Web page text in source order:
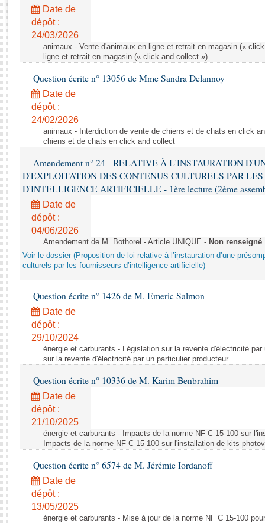
Rapports législatifs
Rapports sur l'application des lois
Baromètre de l’application des lois
Dossiers législatifs
Budget et sécurité sociale
Questions écrites et orales
Comptes rendus des débats
Date de
dépôt :
24/03/2026
animaux - Vente d'animaux en ligne et retrait en magasin («
ligne et retrait en magasin (« click and collect »)
Question écrite n° 13056 de Mme Sandra Delannoy
Date de
dépôt :
24/02/2026
animaux - Interdiction de vente de chiens et de chats en click
chiens et de chats en click and collect
Amendement n° 24 - RELATIVE À L'INSTAURATION
D'EXPLOITATION DES CONTENUS CULTURELS PAR LES
D'INTELLIGENCE ARTIFICIELLE - 1ère lecture (2ème
Date de
dépôt :
04/06/2026
Amendement de M. Bothorel - Article UNIQUE - Non renseigné
Voir le dossier (Proposition de loi relative à l’instauration d’une
culturels par les fournisseurs d’intelligence artificielle)
Question écrite n° 1426 de M. Emeric Salmon
Date de
dépôt :
29/10/2024
énergie et carburants - Législation sur la revente d'électricité
sur la revente d'électricité par un particulier producteur
Question écrite n° 10336 de M. Karim Benbrahim
Date de
dépôt :
21/10/2025
énergie et carburants - Impacts de la norme NF C 15-100 sur
Impacts de la norme NF C 15-100 sur l'installation de kits
Question écrite n° 6574 de M. Jérémie Iordanoff
Date de
dépôt :
13/05/2025
énergie et carburants - Mise à jour de la norme NF C 15-100